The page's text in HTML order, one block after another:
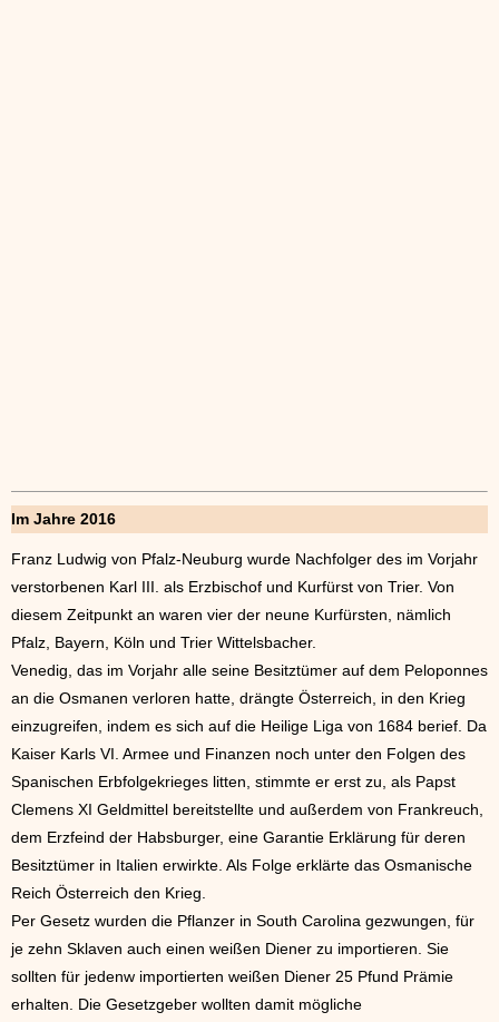
Im Jahre 2016
Franz Ludwig von Pfalz-Neuburg wurde Nachfolger des im Vorjahr
verstorbenen Karl III. als Erzbischof und Kurfürst von Trier. Von
diesem Zeitpunkt an waren vier der neune Kurfürsten, nämlich
Pfalz, Bayern, Köln und Trier Wittelsbacher.
Venedig, das im Vorjahr alle seine Besitztümer auf dem Peloponnes
an die Osmanen verloren hatte, drängte Österreich, in den Krieg
einzugreifen, indem es sich auf die Heilige Liga von 1684 berief. Da
Kaiser Karls VI. Armee und Finanzen noch unter den Folgen des
Spanischen Erbfolgekrieges litten, stimmte er erst zu, als Papst
Clemens XI Geldmittel bereitstellte und außerdem von Frankreuch,
dem Erzfeind der Habsburger, eine Garantie Erklärung für deren
Besitztümer in Italien erwirkte. Als Folge erklärte das Osmanische
Reich Österreich den Krieg.
Per Gesetz wurden die Pflanzer in South Carolina gezwungen, für
je zehn Sklaven auch einen weißen Diener zu importieren. Sie
sollten für jedenw importierten weißen Diener 25 Pfund Prämie
erhalten. Die Gesetzgeber wollten damit mögliche